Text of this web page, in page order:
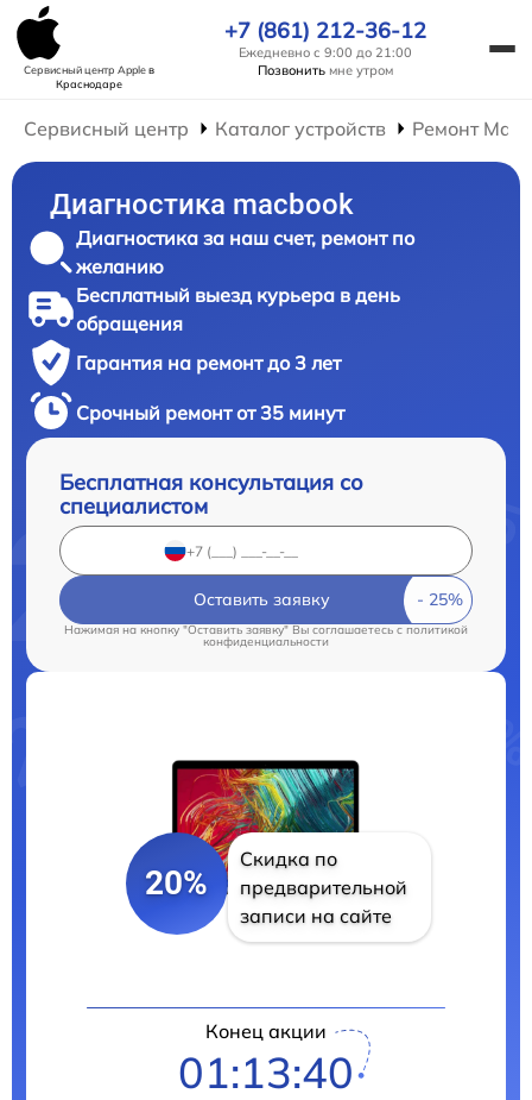
Сервисный центр Appleв
Краснодаре
+7 (861) 212-36-12
Ежедневно с 9:00 до 21:00
Позвонить мне утром
Сервисный центр Каталог устройств Ремонт
Диагностика macbook
Диагностика за наш счет, ремонт по
желанию
Бесплатный выезд курьера в день
обращения
Гарантия на ремонт до 3 лет
Срочный ремонт от 35 минут
Бесплатная консультация со
специалистом
Оставить заявку
Нажимая на кнопку "Оставить заявку" Вы соглашаетесь cполитикой
конфиденциальности
20%
Скидка по
предварительной
записи на сайте
Конец акции
01:13:40